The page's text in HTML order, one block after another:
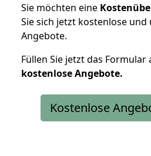
Sie möchten eine
Sie sich jetzt kostenlose
Angebote.
Füllen Sie jetzt das
kostenloseAngebote.
Kostenlose